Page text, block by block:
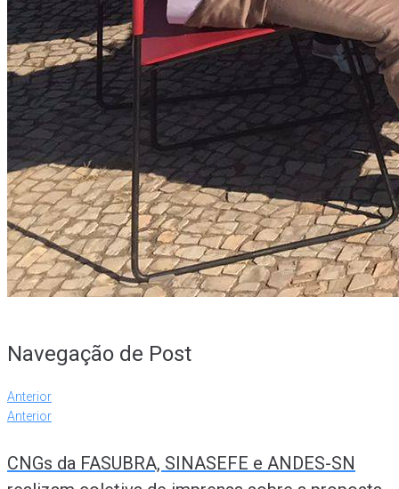
Navegação de Post
Anterior
Anterior
CNGs da FASUBRA, SINASEFE e ANDES-SN